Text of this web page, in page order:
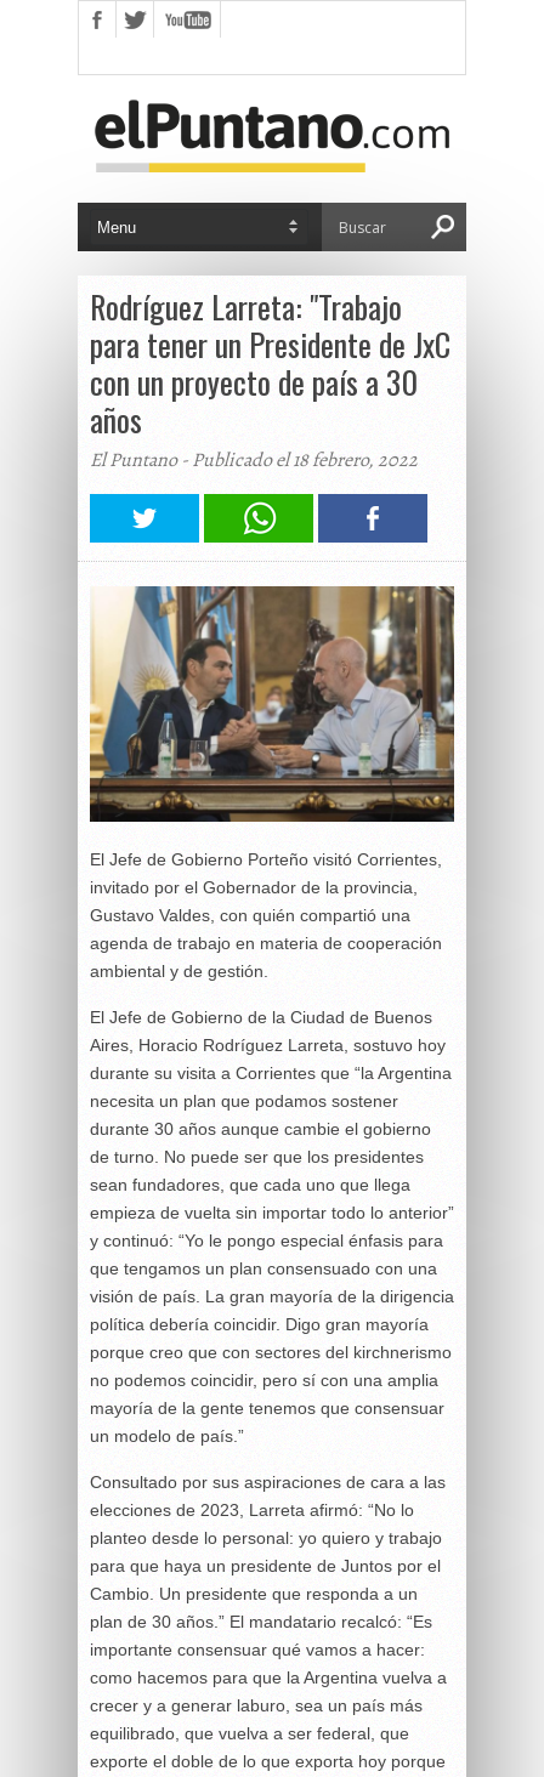
Rodríguez Larreta: "Trabajo
para tener un Presidente de JxC
con un proyecto de país a 30
años
El Puntano - Publicado el 18 febrero, 2022
El Jefe de Gobierno Porteño visitó Corrientes,
invitado por el Gobernador de la provincia,
Gustavo Valdes, con quién compartió una
agenda de trabajo en materia de cooperación
ambiental y de gestión.
El Jefe de Gobierno de la Ciudad de Buenos
Aires, Horacio Rodríguez Larreta, sostuvo hoy
durante su visita a Corrientes que “la Argentina
necesita un plan que podamos sostener
durante 30 años aunque cambie el gobierno
de turno. No puede ser que los presidentes
sean fundadores, que cada uno que llega
empieza de vuelta sin importar todo lo anterior”
y continuó: “Yo le pongo especial énfasis para
que tengamos un plan consensuado con una
visión de país. La gran mayoría de la dirigencia
política debería coincidir. Digo gran mayoría
porque creo que con sectores del kirchnerismo
no podemos coincidir, pero sí con una amplia
mayoría de la gente tenemos que consensuar
un modelo de país.”
Consultado por sus aspiraciones de cara a las
elecciones de 2023, Larreta afirmó: “No lo
planteo desde lo personal: yo quiero y trabajo
para que haya un presidente de Juntos por el
Cambio. Un presidente que responda a un
plan de 30 años.” El mandatario recalcó: “Es
importante consensuar qué vamos a hacer:
como hacemos para que la Argentina vuelva a
crecer y a generar laburo, sea un país más
equilibrado, que vuelva a ser federal, que
exporte el doble de lo que exporta hoy porque